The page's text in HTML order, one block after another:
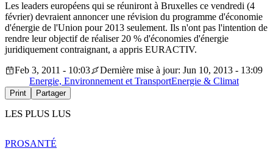
Les leaders européens qui se réuniront à Bruxelles ce vendredi (4
février) devraient annoncer une révision du programme d'économie
d'énergie de l'Union pour 2013 seulement. Ils n'ont pas l'intention de
rendre leur objectif de réaliser 20 % d'économies d'énergie
juridiquement contraignant, a appris EURACTIV.
Feb 3, 2011 - 10:03
Dernière mise à jour: Jun 10, 2013 - 13:09
Energie, Environnement et TransportEnergie & Climat
Print Partager
LES PLUS LUS
PROSANTÉ